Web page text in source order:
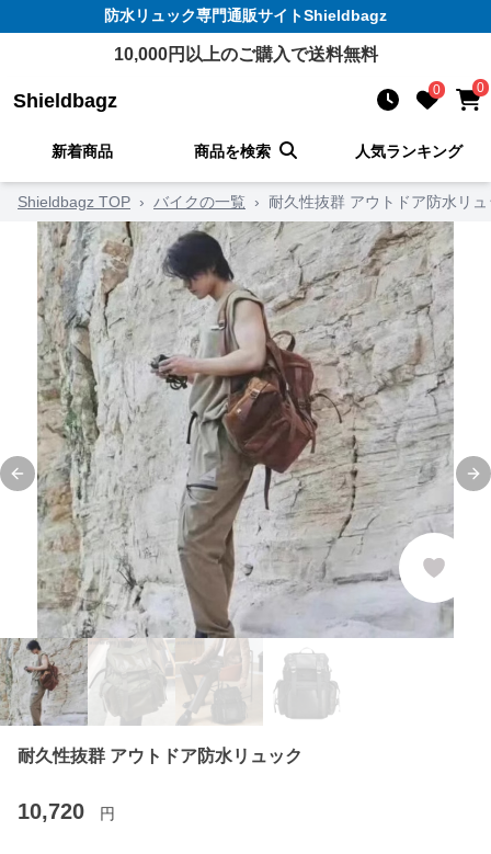
防水リュック専門通販サイトShieldbagz
10,000円以上のご購入で送料無料
Shieldbagz 0 0
新着商品 商品を検索 人気ランキング
Shieldbagz TOP › バイクの一覧 › 耐久性抜群 アウトドア防水リ
Previous slide
耐久性抜群 アウトドア防水リュック
10,720 円